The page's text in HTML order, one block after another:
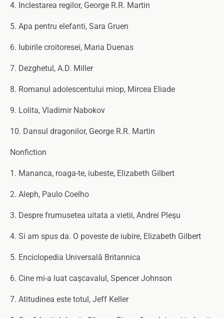
4. Inclestarea regilor, George R.R. Martin
5. Apa pentru elefanti, Sara Gruen
6. Iubirile croitoresei, Maria Duenas
7. Dezghetul, A.D. Miller
8. Romanul adolescentului miop, Mircea Eliade
9. Lolita, Vladimir Nabokov
10. Dansul dragonilor, George R.R. Martin
Nonfiction
1. Mananca, roaga-te, iubeste, Elizabeth Gilbert
2. Aleph, Paulo Coelho
3. Despre frumusetea uitata a vietii, Andrei Pleşu
4. Si am spus da. O poveste de iubire, Elizabeth Gilbert
5. Enciclopedia Universală Britannica
6. Cine mi-a luat caşcavalul, Spencer Johnson
7. Atitudinea este totul, Jeff Keller